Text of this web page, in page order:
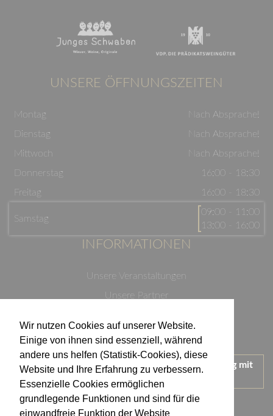
Wir nutzen Cookies auf unserer Website.
Einige von ihnen sind essenziell, während
andere uns helfen (Statistik-Cookies), diese
Website und Ihre Erfahrung zu verbessern.
Essenzielle Cookies ermöglichen
grundlegende Funktionen und sind für die
einwandfreie Funktion der Website
UNSERE ÖFFNUNGSZEITEN
Montag
Nach Absprache!
Dienstag
Nach Absprache!
Mittwoch
Nach Absprache!
Donnerstag
16:00 - 18:30
Freitag
16:00 - 18:30
Samstag
09:00 - 11:00
13:00 - 16:00
INFORMATIONEN
Unsere Veranstaltungen
Unsere Partner
Impressum
Wir treten für einen verantwortungsvollen Umgang mit
Alkohol ein.
KONTAKT